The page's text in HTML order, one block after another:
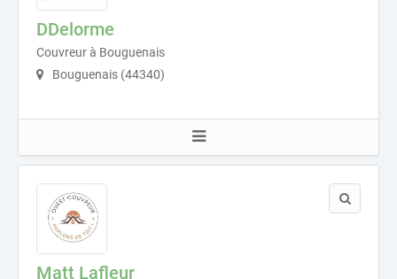
DDelorme
Couvreur à Bouguenais
Bouguenais (44340)
Matt Lafleur